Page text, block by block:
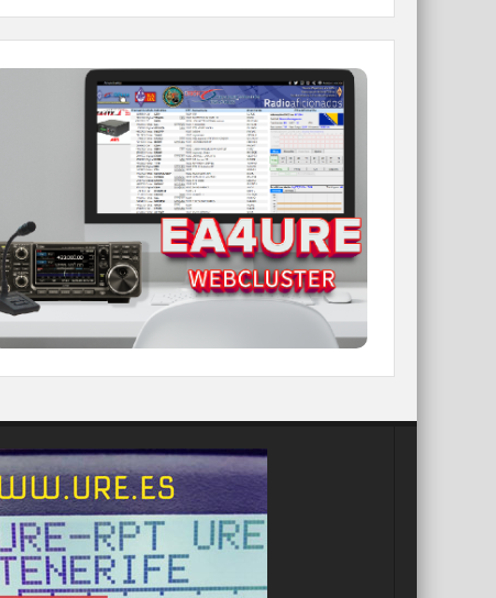
WEBCLUSTER EA4URE
Conoce el nuevo WebCluster de URE,
ahora con nuevos filtros e información y
compatible con GDURE
IR A WEBCLUSTER